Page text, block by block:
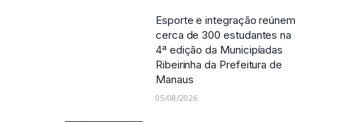
Esporte e integração reúnem
cerca de 300 estudantes na
4ª edição da Municipíadas
Ribeirinha da Prefeitura de
Manaus